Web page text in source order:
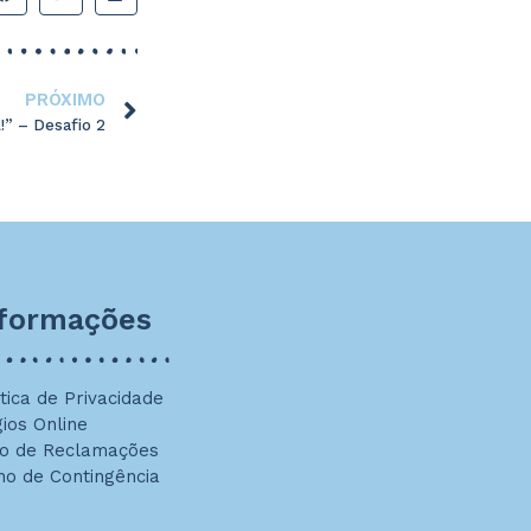
PRÓXIMO
– Desafio 2
de Privacidade
Online
de Reclamações
de Contingência